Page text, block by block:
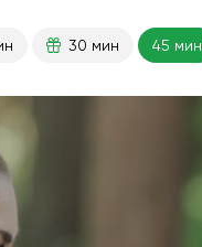
30 мин 45 мин